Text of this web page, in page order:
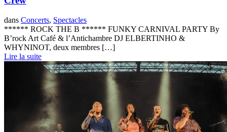
dans Concerts, Spectacles
****** ROCK THE B ****** FUNKY CARNIVAL PARTY By
B’rock Art Café & l’Antichambre DJ ELBERTINHO &
WHYNINOT, deux membres […]
Lire la suite